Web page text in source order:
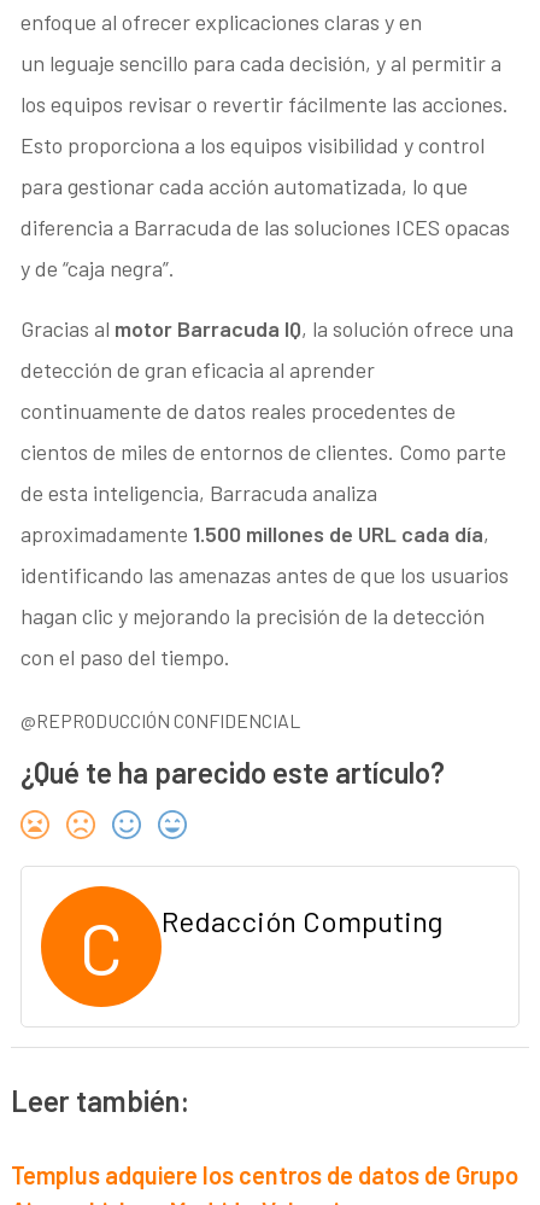
enfoque al ofrecer explicaciones claras y en
un leguaje sencillo para cada decisión, y al permitir a
los equipos revisar o revertir fácilmente las acciones.
Esto proporciona a los equipos visibilidad y control
para gestionar cada acción automatizada, lo que
diferencia a Barracuda de las soluciones ICES opacas
y de “caja negra”.
Gracias al motor Barracuda IQ, la solución ofrece una
detección de gran eficacia al aprender
continuamente de datos reales procedentes de
cientos de miles de entornos de clientes. Como parte
de esta inteligencia, Barracuda analiza
aproximadamente1.500 millones de URL cada día,
identificando las amenazas antes de que los usuarios
hagan clic y mejorando la precisión de la detección
con el paso del tiempo.
@REPRODUCCIÓN CONFIDENCIAL
¿Qué te ha parecido este artículo?
C Redacción Computing
Leer también:
Templus adquiere los centros de datos de Grupo